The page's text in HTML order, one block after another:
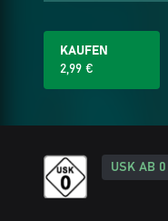
KAUFEN
2,99 €
USK AB 0